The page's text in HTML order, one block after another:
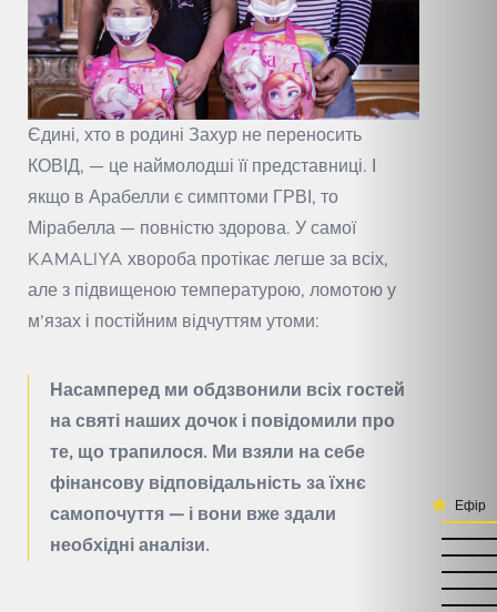
Єдині, хто в родині Захур не переносить
КОВІД, — це наймолодші її представниці. І
якщо в Арабелли є симптоми ГРВІ, то
Мірабелла — повністю здорова. У самої
KAMALIYA хвороба протікає легше за всіх,
але з підвищеною температурою, ломотою у
м’язах і постійним відчуттям утоми:
Насамперед ми обдзвонили всіх гостей
на святі наших дочок і повідомили про
те, що трапилося. Ми взяли на себе
фінансову відповідальність за їхнє
самопочуття — і вони вже здали
необхідні аналізи.
Ефір